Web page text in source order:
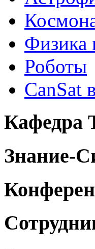
Физика
Роботы
CanSat
Кафедра
Знание-